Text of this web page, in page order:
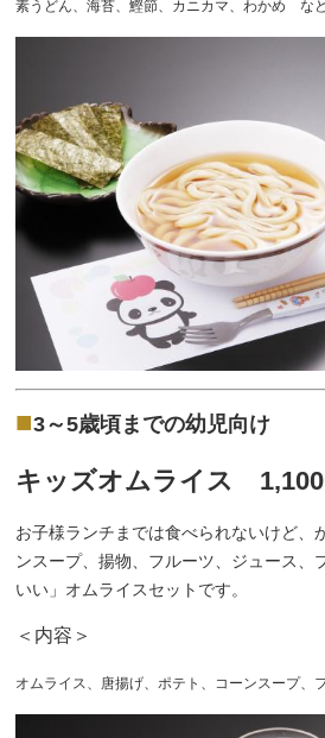
素うどん、海苔、鰹節、カニカマ、わかめ な
■3～5歳頃までの幼児向け
キッズオムライス 1,100
お子様ランチまでは食べられないけど、
ンスープ、揚物、フルーツ、ジュース、
いい」オムライスセットです。
＜内容＞
オムライス、唐揚げ、ポテト、コーンスープ、